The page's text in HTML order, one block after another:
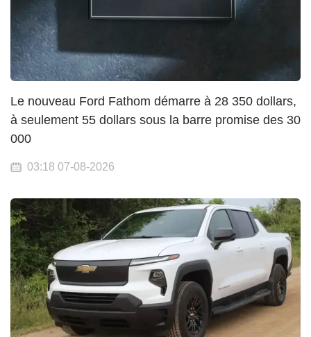
Le nouveau Ford Fathom démarre à 28 350 dollars,
à seulement 55 dollars sous la barre promise des 30
000
03:18 07-08-2026